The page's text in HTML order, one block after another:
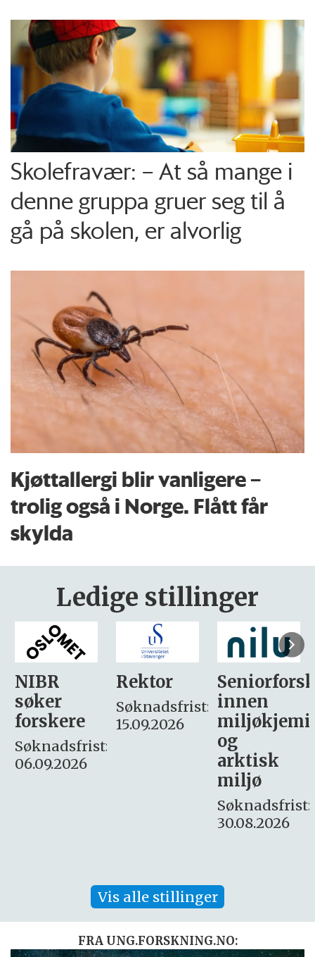
Skolefravær: – At så mange i
denne gruppa gruer seg til å
gå på skolen, er alvorlig
Kjøttallergi blir vanligere –
trolig også i Norge. Flått får
skylda
Ledige stillinger
Rektor
Søknadsfrist:
15.09.2026
Seniorforsker
innen
miljøkjemi
søker
– fast
Søknadsfrist:
16. august.
Vis alle stillinger
FRA UNG.FORSKNING.NO: